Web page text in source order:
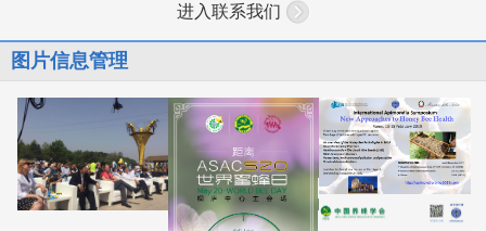
进入联系我们
图片信息管理